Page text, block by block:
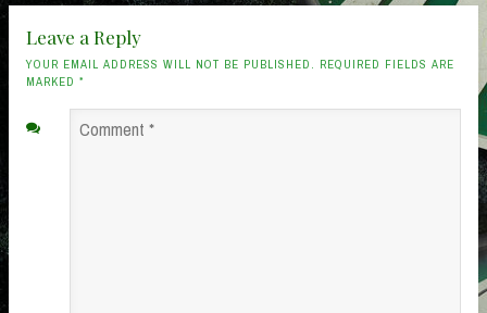
Leave a Reply
YOUR EMAIL ADDRESS WILL NOT BE PUBLISHED. REQUIRED FIELDS ARE
MARKED *
Comment